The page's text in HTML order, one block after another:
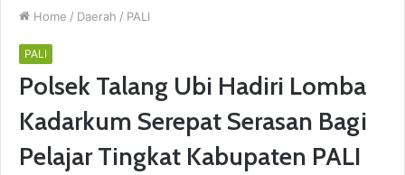
Home / Daerah / PALI
PALI
Polsek Talang Ubi Hadiri Lomba
Kadarkum Serepat Serasan Bagi
Pelajar Tingkat Kabupaten PALI